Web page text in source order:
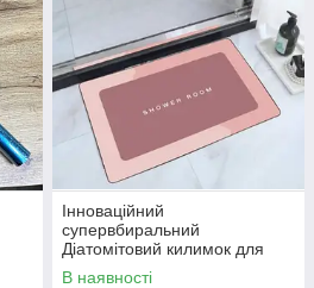
Інноваційний
супервбиральний
Діатомітовий килимок для
ванної 60*40. - рожевий
В наявності